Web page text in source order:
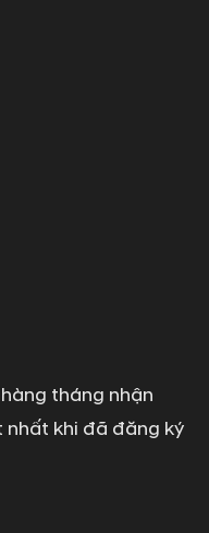
tháng nhận
khi đã đăng ký